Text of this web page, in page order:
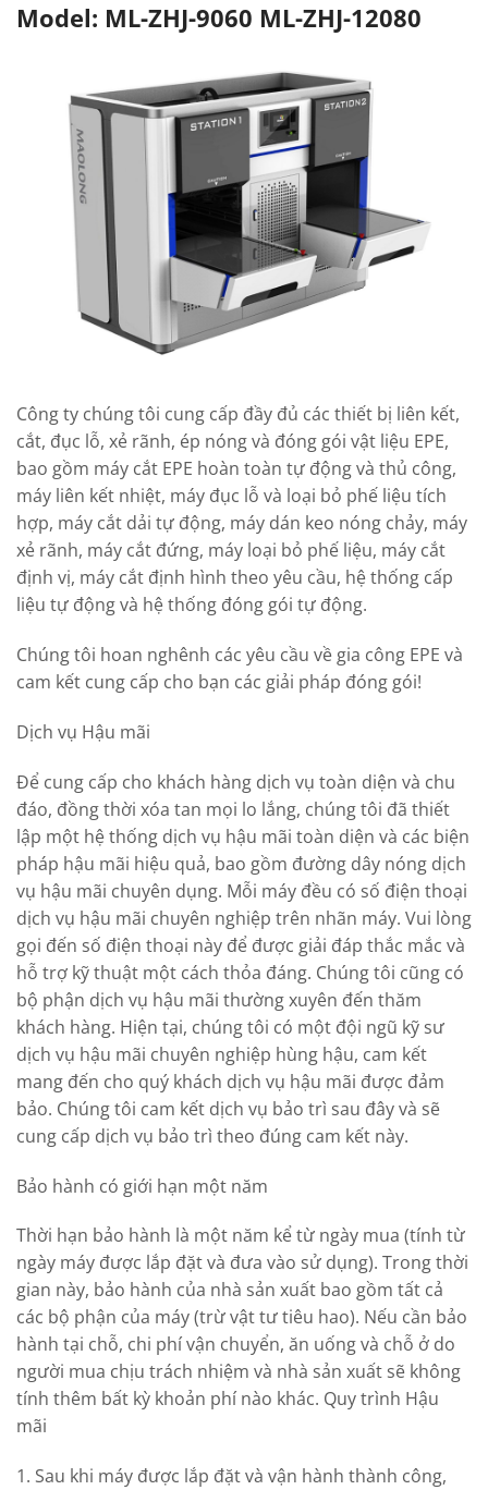
Model: ML-ZHJ-9060 ML-ZHJ-12080
Công ty chúng tôi cung cấp đầy đủ các thiết bị liên kết,
cắt, đục lỗ, xẻ rãnh, ép nóng và đóng gói vật liệu EPE,
bao gồm máy cắt EPE hoàn toàn tự động và thủ công,
máy liên kết nhiệt, máy đục lỗ và loại bỏ phế liệu tích
hợp, máy cắt dải tự động, máy dán keo nóng chảy, máy
xẻ rãnh, máy cắt đứng, máy loại bỏ phế liệu, máy cắt
định vị, máy cắt định hình theo yêu cầu, hệ thống cấp
liệu tự động và hệ thống đóng gói tự động.
Chúng tôi hoan nghênh các yêu cầu về gia công EPE và
cam kết cung cấp cho bạn các giải pháp đóng gói!
Dịch vụ Hậu mãi
Để cung cấp cho khách hàng dịch vụ toàn diện và chu
đáo, đồng thời xóa tan mọi lo lắng, chúng tôi đã thiết
lập một hệ thống dịch vụ hậu mãi toàn diện và các biện
pháp hậu mãi hiệu quả, bao gồm đường dây nóng dịch
vụ hậu mãi chuyên dụng. Mỗi máy đều có số điện thoại
dịch vụ hậu mãi chuyên nghiệp trên nhãn máy. Vui lòng
gọi đến số điện thoại này để được giải đáp thắc mắc và
hỗ trợ kỹ thuật một cách thỏa đáng. Chúng tôi cũng có
bộ phận dịch vụ hậu mãi thường xuyên đến thăm
khách hàng. Hiện tại, chúng tôi có một đội ngũ kỹ sư
dịch vụ hậu mãi chuyên nghiệp hùng hậu, cam kết
mang đến cho quý khách dịch vụ hậu mãi được đảm
bảo. Chúng tôi cam kết dịch vụ bảo trì sau đây và sẽ
cung cấp dịch vụ bảo trì theo đúng cam kết này.
Bảo hành có giới hạn một năm
Thời hạn bảo hành là một năm kể từ ngày mua (tính từ
ngày máy được lắp đặt và đưa vào sử dụng). Trong thời
gian này, bảo hành của nhà sản xuất bao gồm tất cả
các bộ phận của máy (trừ vật tư tiêu hao). Nếu cần bảo
hành tại chỗ, chi phí vận chuyển, ăn uống và chỗ ở do
người mua chịu trách nhiệm và nhà sản xuất sẽ không
tính thêm bất kỳ khoản phí nào khác. Quy trình Hậu
mãi
1. Sau khi máy được lắp đặt và vận hành thành công,